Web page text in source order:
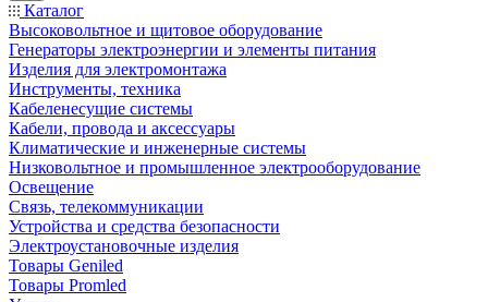
Каталог
Высоковольтное и щитовое оборудование
Генераторы электроэнергии и элементы питания
Изделия для электромонтажа
Инструменты, техника
Кабеленесущие системы
Кабели, провода и аксессуары
Климатические и инженерные системы
Низковольтное и промышленное электрооборудование
Освещение
Связь, телекоммуникации
Устройства и средства безопасности
Электроустановочные изделия
Товары Geniled
Товары Promled